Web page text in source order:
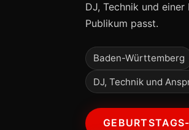
DJ, Technik und
Publikum passt.
Baden-Württemberg
DJ, Technik und